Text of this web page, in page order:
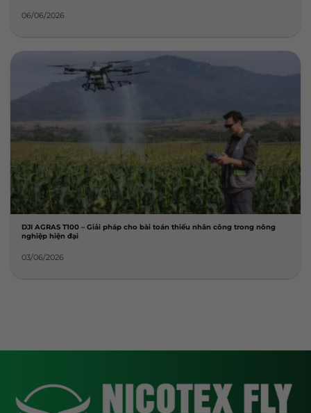
06/06/2026
DJI AGRAS T100 – Giải pháp cho bài toán thiếu nhân công trong nông
nghiệp hiện đại
03/06/2026